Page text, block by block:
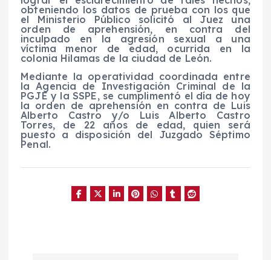
obteniendo los datos de prueba con los que
el Ministerio Público solicitó al Juez una
orden de aprehensión, en contra del
inculpado en la agresión sexual a una
víctima menor de edad, ocurrida en la
colonia Hilamas de la ciudad de León.
Mediante la operatividad coordinada entre
la Agencia de Investigación Criminal de la
PGJE y la SSPE, se cumplimentó el día de hoy
la orden de aprehensión en contra de Luis
Alberto Castro y/o Luis Alberto Castro
Torres, de 22 años de edad, quien será
puesto a disposición del Juzgado Séptimo
Penal.